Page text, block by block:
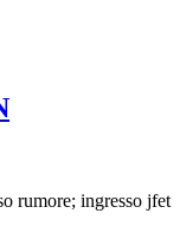
rumore; ingresso jfet